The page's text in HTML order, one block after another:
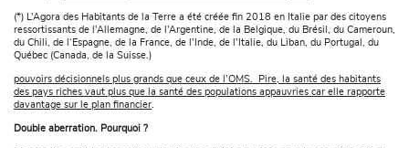
(*) L’Agora des Habitants de la Terre a été créée fin 2018 en Italie par des citoyens
ressortissants de l’Allemagne, de l’Argentine, de la Belgique, du Brésil, du Cameroun,
du Chili, de l‘Espagne, de la France, de l’Inde, de l’Italie, du Liban, du Portugal, du
Québec (Canada, de la Suisse.)
pouvoirs décisionnels plus grands que ceux de l’OMS. Pire, la santé des habitants
des pays riches vaut plus que la santé des populations appauvries car elle rapporte
davantage sur le plan financier.
Double aberration. Pourquoi ?